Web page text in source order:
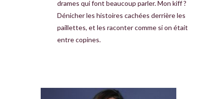
drames qui font beaucoup parler. Mon kiff ?
Dénicher les histoires cachées derrière les
paillettes, et les raconter comme si on était
entre copines.